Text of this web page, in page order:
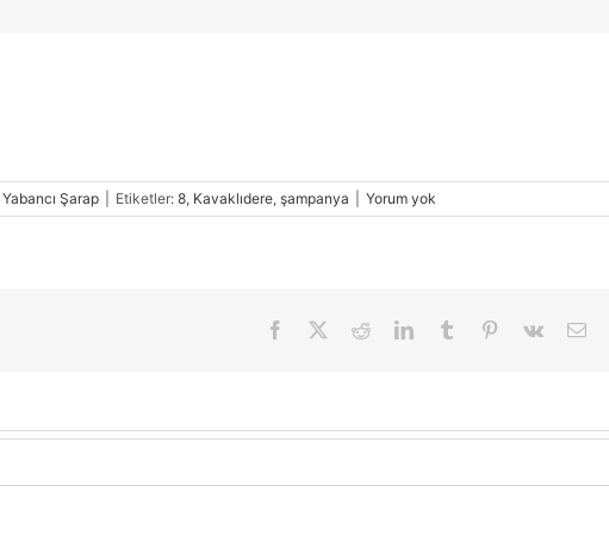
Yabancı Şarap Etiketler: 8, Kavaklıdere, şampanya Yorum yok
Facebook RedditLinkedInTumblr Pinterest
Vk
E-